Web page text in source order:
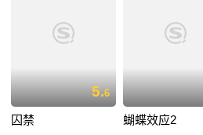
5.6
囚禁 蝴蝶效应2